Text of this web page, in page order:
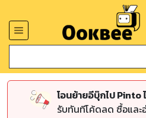
โอนย้ายอีบุ๊กไป Pinto
รับทันทีโค้ดลด ซื้อและ